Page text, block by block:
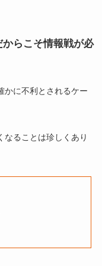
らこそ情報戦が必
かに不利とされるケー
なることは珍しくあり